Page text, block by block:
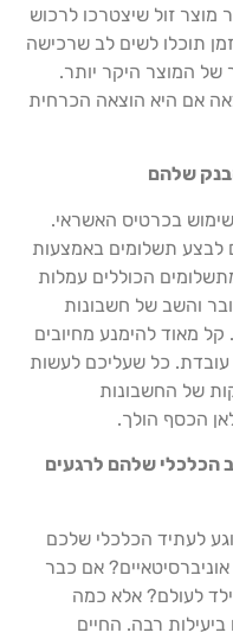
מוצר זול שיצטרכו לרכוש
תוכלו לשים לב שרכישה
של המוצר היקר יותר.
אם היא הוצאה הכרחית
בכרטיס האשראי.
תשלומים באמצעות
הכוללים עמלות
והשב של חשבונות
מאוד להימנע מחיובים
כל שעליכם לעשות
של החשבונות
הכסף הולך.
הכלכלי שלהם לרגעים
לעתיד הכלכלי שלכם
אם כבר
לעולם? אלא כמה
רבה. החיים